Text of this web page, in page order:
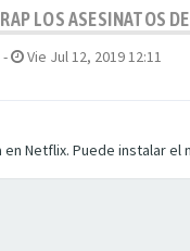
LOS ASESINATOS
- Vie Jul 12, 2019 12:11
en Netflix. Puede instalar